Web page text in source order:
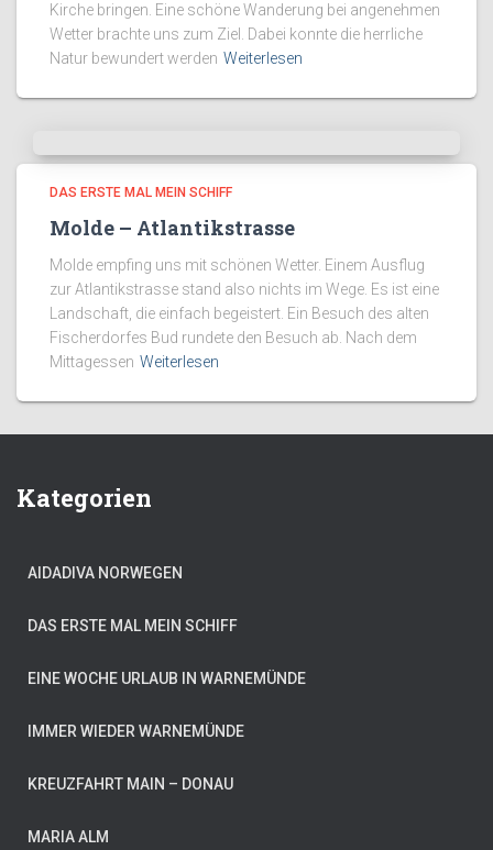
Kirche bringen. Eine schöne Wanderung bei angenehmen
Wetter brachte uns zum Ziel. Dabei konnte die herrliche
Natur bewundert werden Weiterlesen
DAS ERSTE MAL MEIN SCHIFF
Molde – Atlantikstrasse
Molde empfing uns mit schönen Wetter. Einem Ausflug
zur Atlantikstrasse stand also nichts im Wege. Es ist eine
Landschaft, die einfach begeistert. Ein Besuch des alten
Fischerdorfes Bud rundete den Besuch ab. Nach dem
Mittagessen Weiterlesen
Kategorien
AIDADIVA NORWEGEN
DAS ERSTE MAL MEIN SCHIFF
EINE WOCHE URLAUB IN WARNEMÜNDE
IMMER WIEDER WARNEMÜNDE
KREUZFAHRT MAIN – DONAU
MARIA ALM